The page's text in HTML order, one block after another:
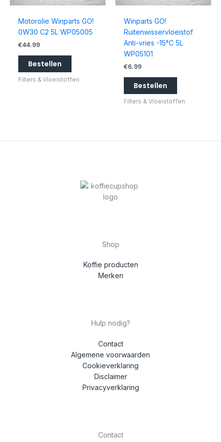
Motorolie Winparts GO!
0W30 C2 5L WP05005
€44.99
Bestellen
Filters & Vloeistoffen
Winparts GO!
Ruitenwisservloeistof
Anti-vries -15°C 5L
WP05101
€6.99
Bestellen
Filters & Vloeistoffen
Shop
Koffie producten
Merken
Hulp nodig?
Contact
Algemene voorwaarden
Cookieverklaring
Disclaimer
Privacyverklaring
Contact